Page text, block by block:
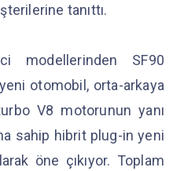
tanıttı.
modellerinden SF90
otomobil, orta-arkaya
V8 motorunun yanı
sahip hibrit plug-in yeni
öne çıkıyor. Toplam